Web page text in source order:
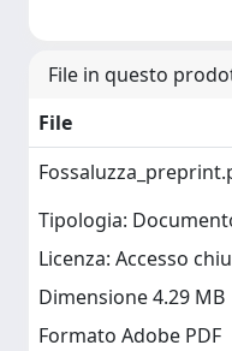
File in questo
File
Tipologia:
Licenza: Accesso
Dimensione 4.29 MB
Formato Adobe PDF